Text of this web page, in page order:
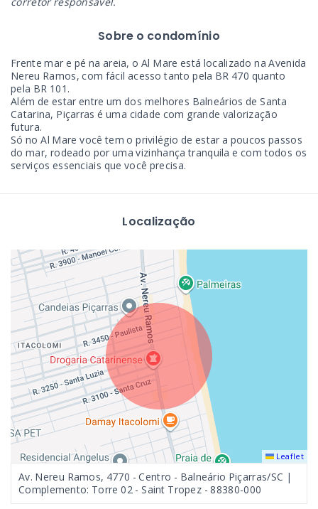
Sobre o condomínio
Frente mar e pé na areia, o Al Mare está localizado na Avenida
Nereu Ramos, com fácil acesso tanto pela BR 470 quanto
pela BR 101.
Além de estar entre um dos melhores Balneários de Santa
Catarina, Piçarras é uma cidade com grande valorização
futura.
Só no Al Mare você tem o privilégio de estar a poucos passos
do mar, rodeado por uma vizinhança tranquila e com todos os
serviços essenciais que você precisa.
Localização
Leaflet
Av. Nereu Ramos, 4770 - Centro - Balneário Piçarras/SC |
Complemento: Torre 02 - Saint Tropez - 88380-000